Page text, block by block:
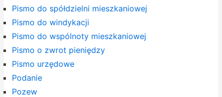
Pismo do spółdzielni mieszkaniowej
Pismo do windykacji
Pismo do wspólnoty mieszkaniowej
Pismo o zwrot pieniędzy
Pismo urzędowe
Podanie
Pozew